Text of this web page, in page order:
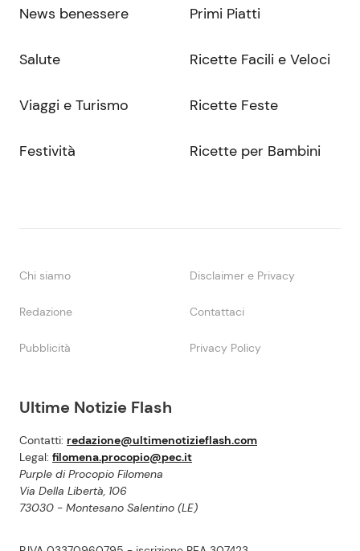
Ultime Notizie Flash
Contatti: redazione@ultimenotizieflash.com
Legal: filomena.procopio@pec.it
Purple di Procopio Filomena
Via Della Libertà, 106
73030 - Montesano Salentino (LE)
News benessere
Salute
Viaggi e Turismo
Festività
Primi Piatti
Ricette Facili e Veloci
Ricette Feste
Ricette per Bambini
Chi siamo Disclaimer e Privacy
Redazione Contattaci
Pubblicità Privacy Policy